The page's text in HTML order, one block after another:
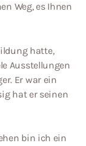
Weg, es Ihnen
hatte,
Ausstellungen
Er war ein
hat er seinen
bin ich ein